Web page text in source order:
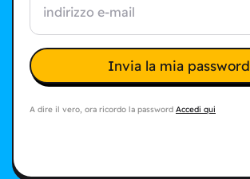
Invia la mia password
A dire il vero, ora ricordo la password Accedi qui